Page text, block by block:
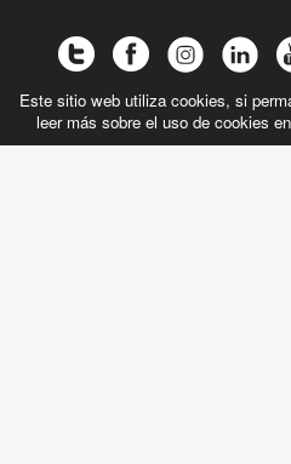
Este sitio web utiliza cookies, si
leer más sobre el uso de cookies